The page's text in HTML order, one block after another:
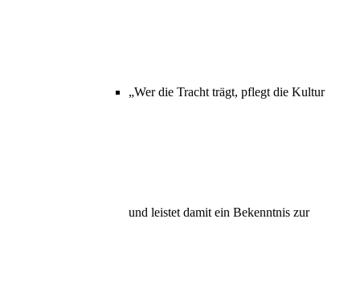
„Wer die Tracht trägt, pflegt die Kultur
und leistet damit ein Bekenntnis zur